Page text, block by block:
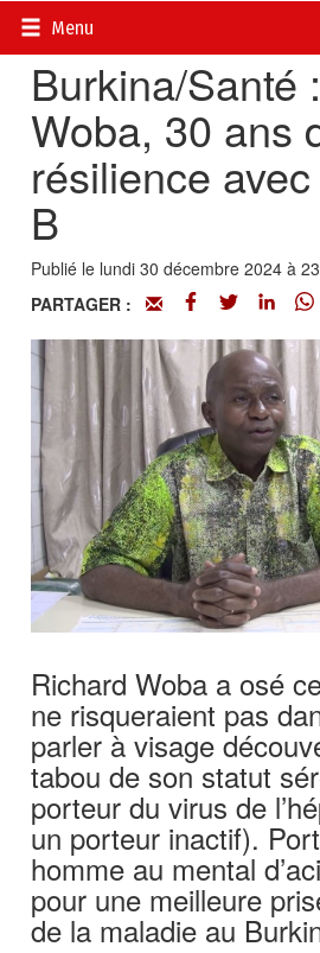
Menu
Accueil>
Burkina/Santé
Woba, 30 ans
résilience avec
B
Publié le lundi 30 décembre 2024 à
PARTAGER :
Richard Woba a osé
ne risqueraient pas
parler à visage
tabou de son statut
porteur du virus de
un porteur inactif).
homme au mental
pour une meilleure
de la maladie au